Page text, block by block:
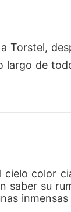
Torstel,
de
color
saber su